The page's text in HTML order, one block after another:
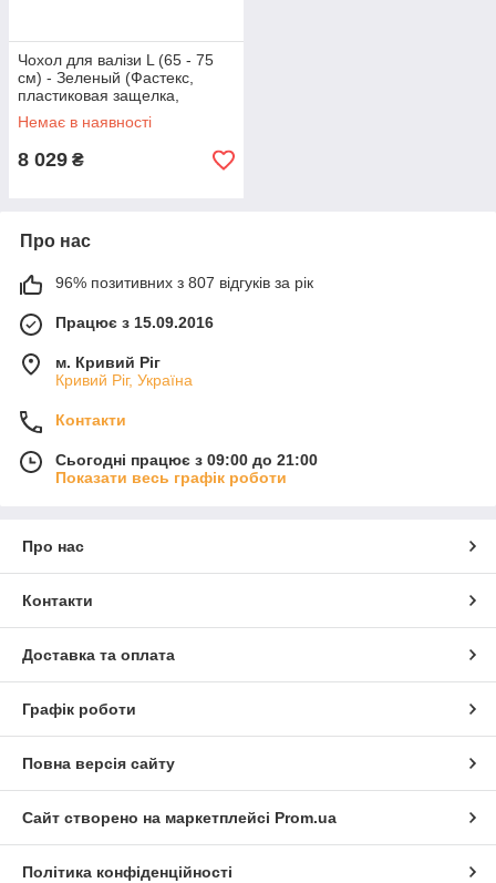
Чохол для валізи L (65 - 75
см) - Зеленый (Фастекс,
пластиковая защелка,
сумочка)
Немає в наявності
8 029 ₴
Про нас
96% позитивних з 807 відгуків за рік
Працює з 15.09.2016
м. Кривий Ріг
Кривий Ріг, Україна
Контакти
Сьогодні працює з 09:00 до 21:00
Показати весь графік роботи
Про нас
Контакти
Доставка та оплата
Графік роботи
Повна версія сайту
Сайт створено на маркетплейсі Prom.ua
Політика конфіденційності